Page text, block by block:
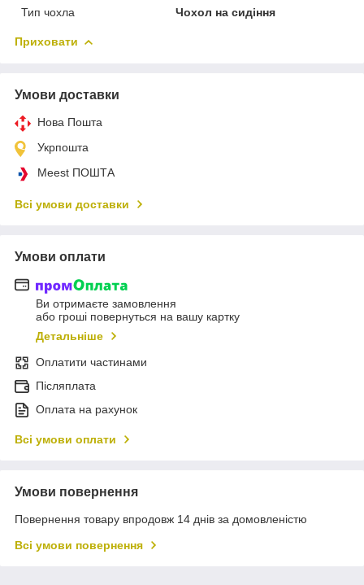
Тип чохла
Чохол на сидіння
Приховати
Умови доставки
Нова Пошта
Укрпошта
Meest ПОШТА
Всі умови доставки
Умови оплати
Ви отримаєте замовлення
або гроші повернуться на вашу картку
Детальніше
Оплатити частинами
Післяплата
Оплата на рахунок
Всі умови оплати
Умови повернення
Повернення товару впродовж 14 днів за домовленістю
Всі умови повернення